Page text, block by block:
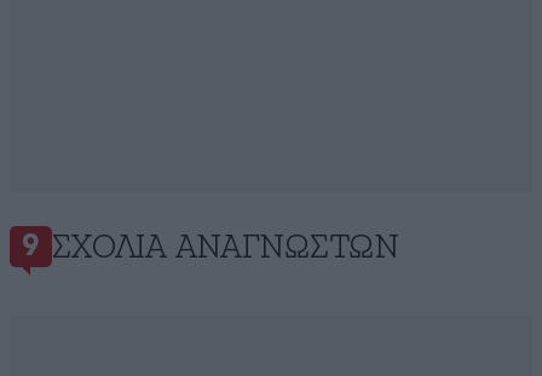
9 ΣΧΌΛΙΑ ΑΝΑΓΝΩΣΤΏΝ